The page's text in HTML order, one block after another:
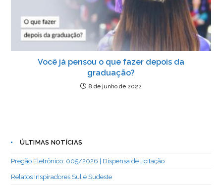
Você já pensou o que fazer depois da
graduação?
8 de junho de 2022
ÚLTIMAS NOTÍCIAS
Pregão Eletrônico: 005/2026 | Dispensa de licitação
Relatos Inspiradores Sul e Sudeste